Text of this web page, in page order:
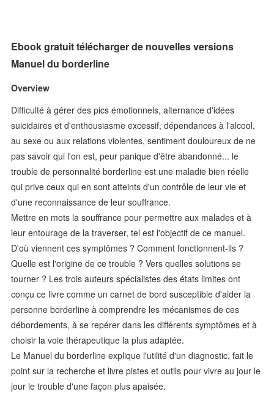
Ebook gratuit télécharger de nouvelles versions
Manuel du borderline
Overview
Difficulté à gérer des pics émotionnels, alternance d'idées
suicidaires et d'enthousiasme excessif, dépendances à l'alcool,
au sexe ou aux relations violentes, sentiment douloureux de ne
pas savoir qui l'on est, peur panique d'être abandonné... le
trouble de personnalité borderline est une maladie bien réelle
qui prive ceux qui en sont atteints d'un contrôle de leur vie et
d'une reconnaissance de leur souffrance.
Mettre en mots la souffrance pour permettre aux malades et à
leur entourage de la traverser, tel est l'objectif de ce manuel.
D'où viennent ces symptômes ? Comment fonctionnent-ils ?
Quelle est l'origine de ce trouble ? Vers quelles solutions se
tourner ? Les trois auteurs spécialistes des états limites ont
conçu ce livre comme un carnet de bord susceptible d'aider la
personne borderline à comprendre les mécanismes de ces
débordements, à se repérer dans les différents symptômes et à
choisir la voie thérapeutique la plus adaptée.
Le Manuel du borderline explique l'utilité d'un diagnostic, fait le
point sur la recherche et livre pistes et outils pour vivre au jour le
jour le trouble d'une façon plus apaisée.